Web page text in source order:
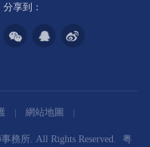
分享到：
網站地圖
務所. All Rights Reserved.
粤